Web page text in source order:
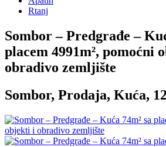
Rtanj
Sombor – Predgrađe –
placem 4991m², pomoćni
obradivo zemljište
Sombor, Prodaja, Kuća,